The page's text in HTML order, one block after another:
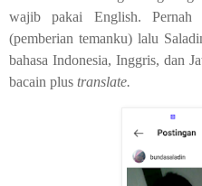
wajib pakai English.
(pemberian temanku) lalu
bahasa Indonesia, Inggris, dan
bacain plus translate.